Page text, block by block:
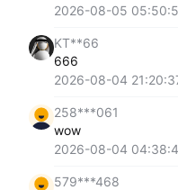
2026-08-05
KT**66
666
2026-08-04
258***061
wow
2026-08-04
579***468